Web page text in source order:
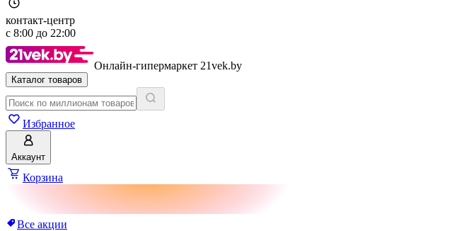
контакт-центр
с 8:00 до 22:00
Онлайн-гипермаркет 21vek.by
Каталог товаров
Избранное
Аккаунт
Корзина
Все акции